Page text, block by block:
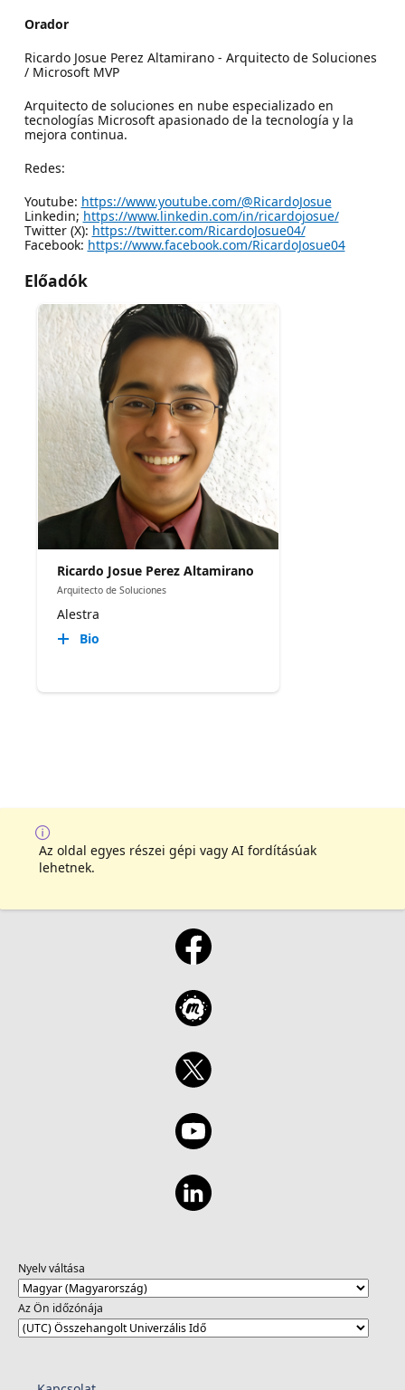
Orador
Ricardo Josue Perez Altamirano - Arquitecto de Soluciones
/ Microsoft MVP
Arquitecto de soluciones en nube especializado en
tecnologías Microsoft apasionado de la tecnología y la
mejora continua.
Redes:
Youtube: https://www.youtube.com/@RicardoJosue
Linkedin; https://www.linkedin.com/in/ricardojosue/
Twitter (X): https://twitter.com/RicardoJosue04/
Facebook: https://www.facebook.com/RicardoJosue04
Előadók
Ricardo Josue Perez Altamirano
Arquitecto de Soluciones
Alestra
Bio
Az oldal egyes részei gépi vagy AI fordításúak
lehetnek.
Nyelv váltása
Az Ön időzónája